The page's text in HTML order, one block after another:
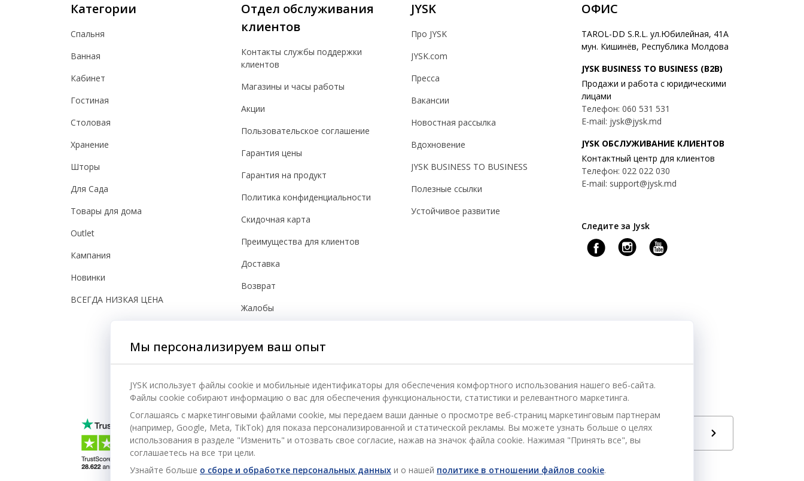
Категории
Спальня
Ванная
Кабинет
Гостиная
Столовая
Хранение
Шторы
Для Сада
Товары для дома
Outlet
Кампания
Новинки
ВСЕГДА НИЗКАЯ ЦЕНА
Отдел обслуживания
клиентов
Контакты службы поддержки
клиентов
Магазины и часы работы
Акции
Пользовательское соглашение
Гарантия цены
Гарантия на продукт
Политика конфиденциальности
Скидочная карта
Преимущества для клиентов
Доставка
Возврат
Жалобы
Безопасность
JYSK
Про JYSK
JYSK.com
Пресса
Вакансии
Новостная рассылка
Вдохновение
JYSK BUSINESS TO BUSINESS
Полезные ссылки
Устойчивое развитие
ОФИС
TAROL-DD S.R.L. ул.Юбилейная, 41A
мун. Кишинёв, Республика Молдова
JYSK BUSINESS TO BUSINESS (B2B)
Продажи и работа с юридическими
лицами
Телефон: 060 531 531
E-mail: jysk@jysk.md
JYSK ОБСЛУЖИВАНИЕ КЛИЕНТОВ
Контактный центр для клиентов
Телефон: 022 022 030
E-mail: support@jysk.md
Следите за Jysk
Язык
РУ
Мы персонализируем ваш опыт
JYSK использует файлы cookie и мобильные идентификаторы для обеспечения комфортного использования нашего веб-сайта.
Файлы cookie собирают информацию о вас для обеспечения функциональности, статистики и релевантного маркетинга.
Соглашаясь с маркетинговыми файлами cookie, мы передаем ваши данные о просмотре веб-страниц маркетинговым партнерам
(например, Google, Meta, TikTok) для показа персонализированной и статической рекламы. Вы можете узнать больше о целях
использования в разделе "Изменить" и отозвать свое согласие, нажав на значок файла cookie. Нажимая "Принять все", вы
соглашаетесь на все три цели.
Узнайте больше о сборе и обработке персональных данных и о нашей политике в отношении файлов cookie.